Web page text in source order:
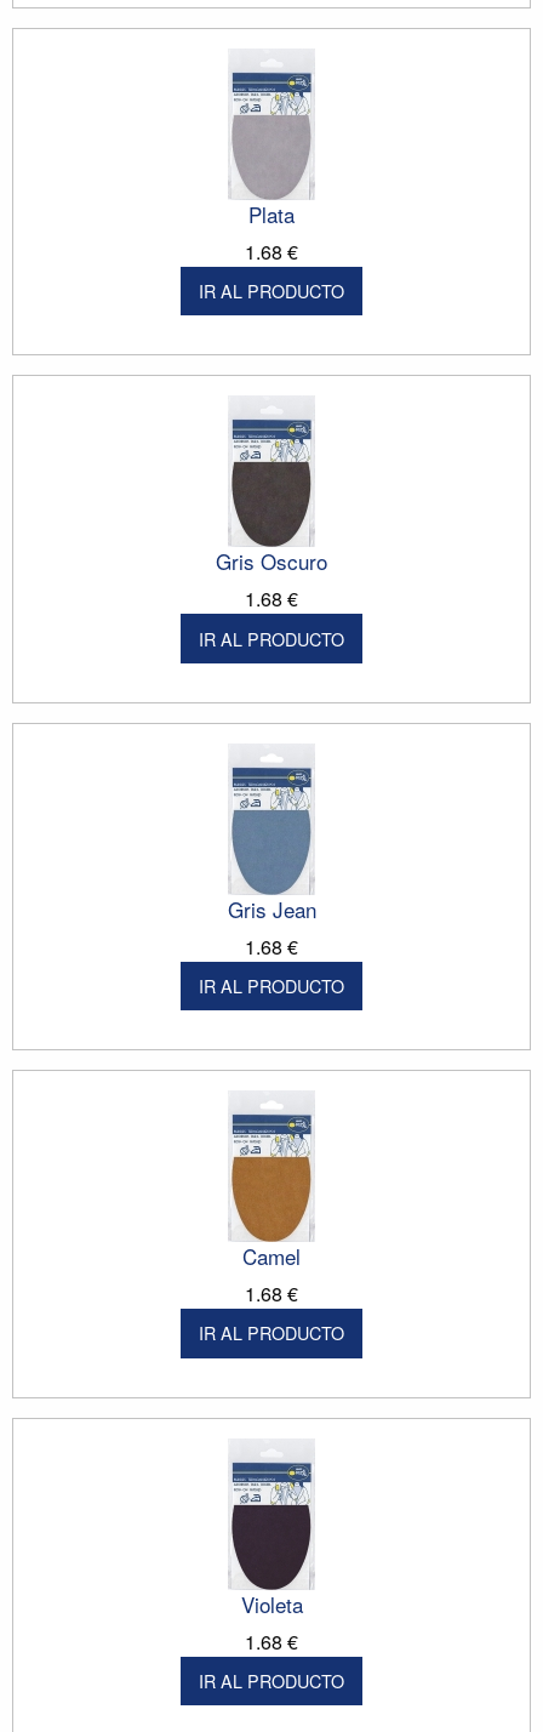
Plata
1.68 €
IR AL PRODUCTO
Gris Oscuro
1.68 €
IR AL PRODUCTO
Gris Jean
1.68 €
IR AL PRODUCTO
Camel
1.68 €
IR AL PRODUCTO
Violeta
1.68 €
IR AL PRODUCTO